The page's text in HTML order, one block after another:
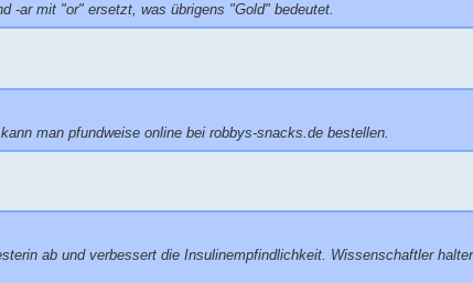
-ar mit "or" ersetzt, was übrigens "Gold" bedeutet.
man pfundweise online bei robbys-snacks.de bestellen.
ab und verbessert die Insulinempfindlichkeit. Wissenschaftler